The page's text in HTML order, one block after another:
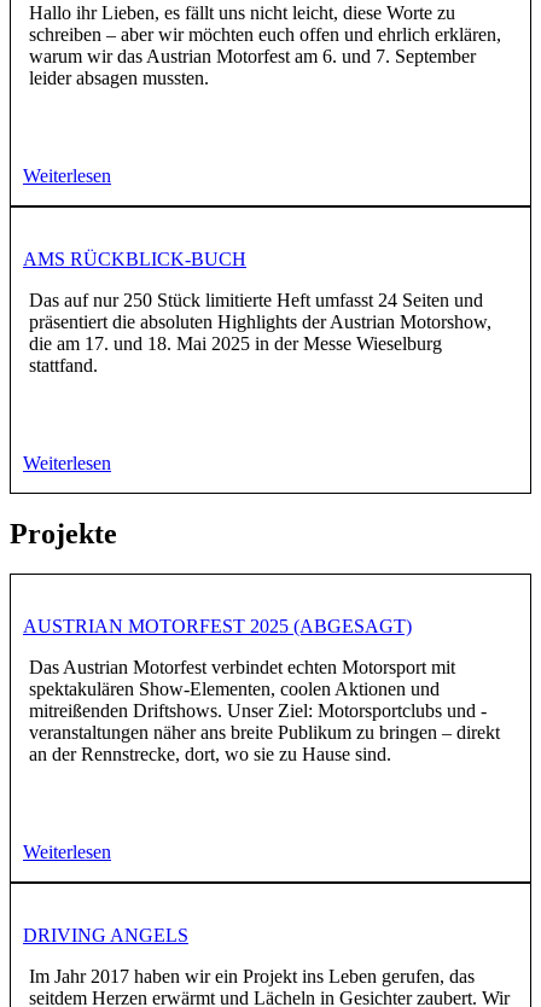
Hallo ihr Lieben, es fällt uns nicht leicht, diese Worte zu
schreiben – aber wir möchten euch offen und ehrlich erklären,
warum wir das Austrian Motorfest am 6. und 7. September
leider absagen mussten.
Weiterlesen
AMS RÜCKBLICK-BUCH
Das auf nur 250 Stück limitierte Heft umfasst 24 Seiten und
präsentiert die absoluten Highlights der Austrian Motorshow,
die am 17. und 18. Mai 2025 in der Messe Wieselburg
stattfand.
Weiterlesen
Projekte
AUSTRIAN MOTORFEST 2025 (ABGESAGT)
Das Austrian Motorfest verbindet echten Motorsport mit
spektakulären Show-Elementen, coolen Aktionen und
mitreißenden Driftshows. Unser Ziel: Motorsportclubs und -
veranstaltungen näher ans breite Publikum zu bringen – direkt
an der Rennstrecke, dort, wo sie zu Hause sind.
Weiterlesen
DRIVING ANGELS
Im Jahr 2017 haben wir ein Projekt ins Leben gerufen, das
seitdem Herzen erwärmt und Lächeln in Gesichter zaubert. Wir